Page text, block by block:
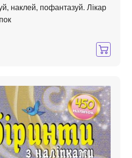
наклей, пофантазуй. Лікар